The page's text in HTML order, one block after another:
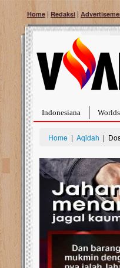
Home | Redaksi |
Indonesiana Worlds
Home | Aqidah |